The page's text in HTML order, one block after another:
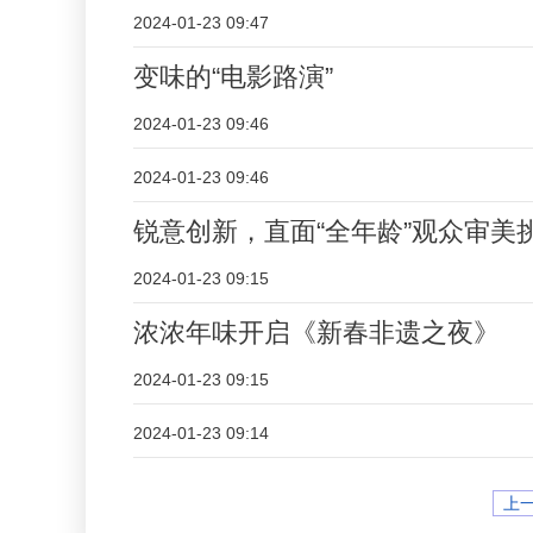
2024-01-23 09:47
变味的“电影路演”
2024-01-23 09:46
2024-01-23 09:46
锐意创新，直面“全年龄”观众审美
2024-01-23 09:15
浓浓年味开启《新春非遗之夜》
2024-01-23 09:15
2024-01-23 09:14
上